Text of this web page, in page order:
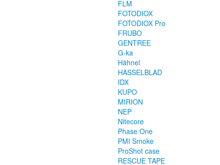
FLM
FOTODIOX
FOTODIOX Pro
FRUBO
GENTREE
G-ka
Hähnel
HASSELBLAD
IDX
KUPO
MIRION
NEP
Nitecore
Phase One
PMI Smoke
ProShot case
RESCUE TAPE